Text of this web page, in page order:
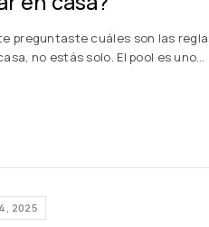
preguntaste cuáles son las
no estás solo. El pool es uno…
2025